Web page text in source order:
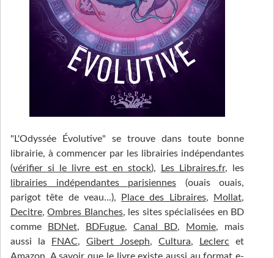
"L'Odyssée Évolutive" se trouve dans toute bonne
librairie, à commencer par les librairies indépendantes
(vérifier si le livre est en stock), Les Libraires.fr, les
librairies indépendantes parisiennes (ouais ouais,
parigot tête de veau...),
Place des Libraires, Mollat,
Decitre,Ombres Blanches, les sites spécialisées en BD
comme
BDNet, BDFugue, Canal BD, Momie, mais
aussi la
FNAC, Gibert Joseph, Cultura, Leclerc et